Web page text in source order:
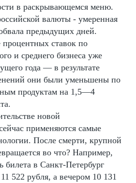
в раскрывающемся меню.
валюты - умеренная
предыдущих дней.
ставок по
и среднего бизнеса уже
года — в результате
они были уменьшены по
продуктам на 1,5—4
новой
применяются самые
После смерти, крупной
во что? Например,
билета в Санкт-Петербург
522 рубля, а вечером 10 131